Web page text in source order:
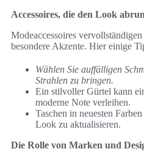
Accessoires, die den Look
Modeaccessoires
besondere Akzente. Hier einige
Wählen Sie auffälligen
Strahlen zu bringen.
Ein stilvoller Gürtel kann
moderne Note verleihen.
Taschen in neuesten
Look zu aktualisieren.
Die Rolle von Marken und